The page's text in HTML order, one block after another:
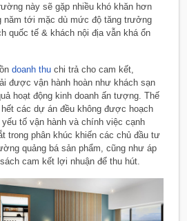
này sẽ gặp nhiều khó khăn hơn
năm tới mặc dù mức độ tăng trưởng
quốc tế & khách nội địa vẫn khá ổn
doanh thu chi trả cho cam kết,
được vận hành hoàn như khách sạn
hoạt động kinh doanh ấn tượng. Thế
các dự án đều không được hoạch
tố vận hành và chính việc cạnh
trong phân khúc khiến các chủ đầu tư
quảng bá sản phẩm, cũng như áp
cam kết lợi nhuận để thu hút.